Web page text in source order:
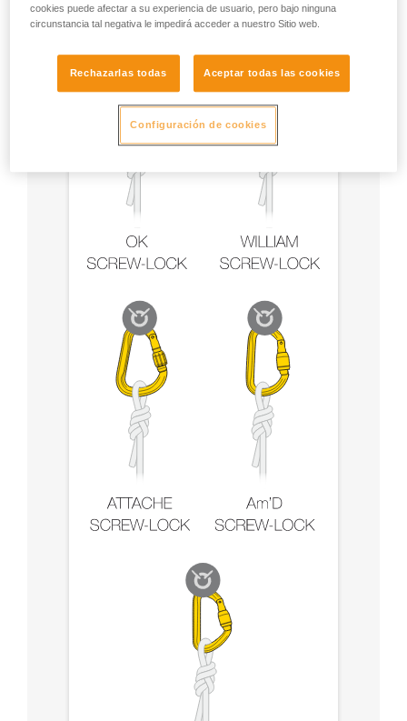
cookies puede afectar a su experiencia de usuario, pero bajo ninguna
circunstancia tal negativa le impedirá acceder a nuestro Sitio web.
Rechazarlas todas Aceptar todas las cookies
Configuración de cookies